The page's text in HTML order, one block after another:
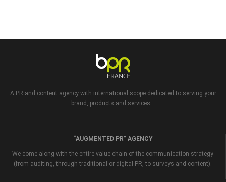
A PR and content agency with international scope dedicated to serving your
brand, products and services...
“AUGMENTED PR” AGENCY
We come along with the entire value chain of the communication strategy
(from auditing, through traditional or digital PR, to surveys and content).